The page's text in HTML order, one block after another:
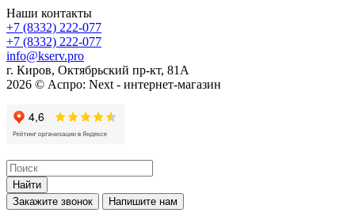
Наши контакты
+7 (8332) 222-077
+7 (8332) 222-077
info@kserv.pro
г. Киров, Октябрьский пр-кт, 81А
2026 © Аспро: Next - интернет-магазин
Найти
Закажите звонок
Напишите нам